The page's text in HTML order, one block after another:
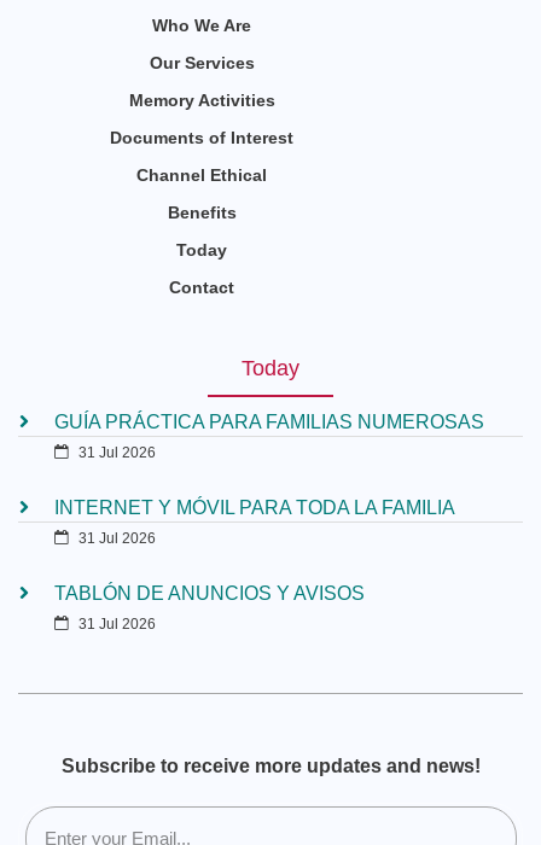
Who We Are
Our Services
Memory Activities
Documents of Interest
Channel Ethical
Benefits
Today
Contact
Today
GUÍA PRÁCTICA PARA FAMILIAS NUMEROSAS
31 Jul 2026
INTERNET Y MÓVIL PARA TODA LA FAMILIA
31 Jul 2026
TABLÓN DE ANUNCIOS Y AVISOS
31 Jul 2026
Subscribe to receive more updates and news!